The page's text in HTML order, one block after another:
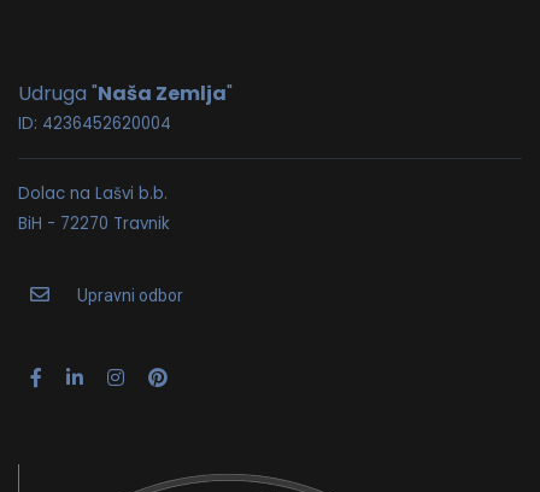
Udruga "Naša Zemlja"
ID: 4236452620004
Dolac na Lašvi b.b.
BiH - 72270 Travnik
Upravni odbor